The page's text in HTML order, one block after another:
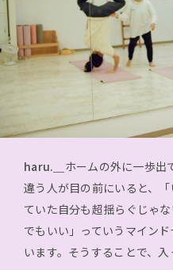
haru.＿ ホームの外に一歩出
違う人が目の前にいると、
ていた自分も超揺らぐじゃ
でもいい」っていうマイン
います。そうすることで、入